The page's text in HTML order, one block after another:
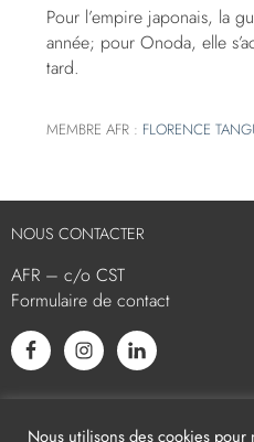
Pour l’empire japonais, la
année; pour Onoda, elle
tard.
MEMBRE AFR : FLORENCE
NOUS CONTACTER
AFR – c/o CST
Formulaire de contact
Nous utilisons des cookies